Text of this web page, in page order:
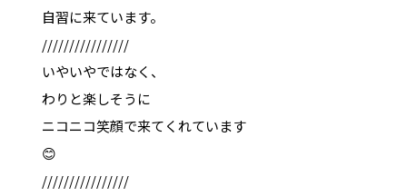
自習に来ています。
////////////////
いやいやではなく、
わりと楽しそうに
ニコニコ笑顔で来てくれています
😊
////////////////